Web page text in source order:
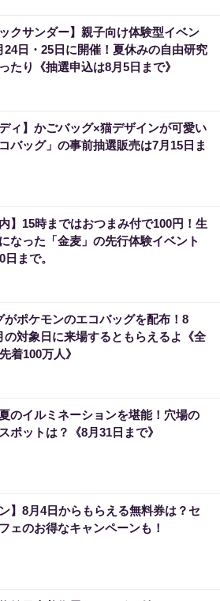
ックサンダー】親子向け体験型イベン
24日・25日に開催！夏休みの自由研究
たり《抽選申込は8月5日まで》
ディ】かごバッグ×猫デザインが可愛い
バッグ」の事前抽選販売は7月15日ま
内】15時まではおつまみ付で100円！生
なった「金麦」の先行体験イベント
日まで。
がポケモンのエコバッグを配布！8
の対象日に来場するともらえるよ《全
着100万人》
のイルミネーションを堪能！穴場の
ポットは？《8月31日まで》
ン】8月4日からもらえる無料券は？セ
ェのお得なキャンペーンも！